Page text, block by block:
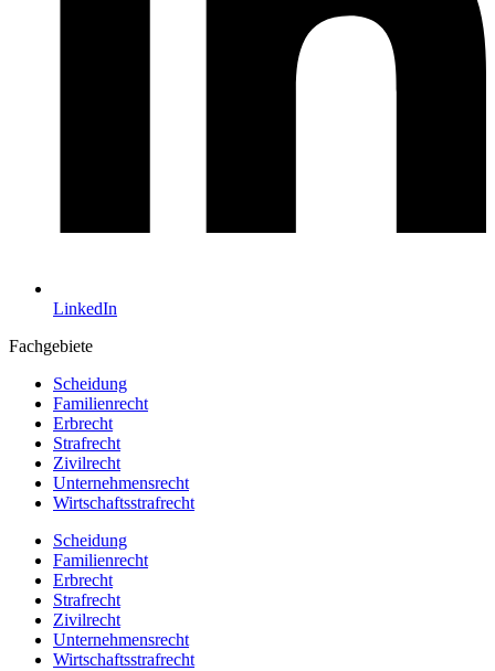
LinkedIn
Fachgebiete
Scheidung
Familienrecht
Erbrecht
Strafrecht
Zivilrecht
Unternehmensrecht
Wirtschaftsstrafrecht
Scheidung
Familienrecht
Erbrecht
Strafrecht
Zivilrecht
Unternehmensrecht
Wirtschaftsstrafrecht